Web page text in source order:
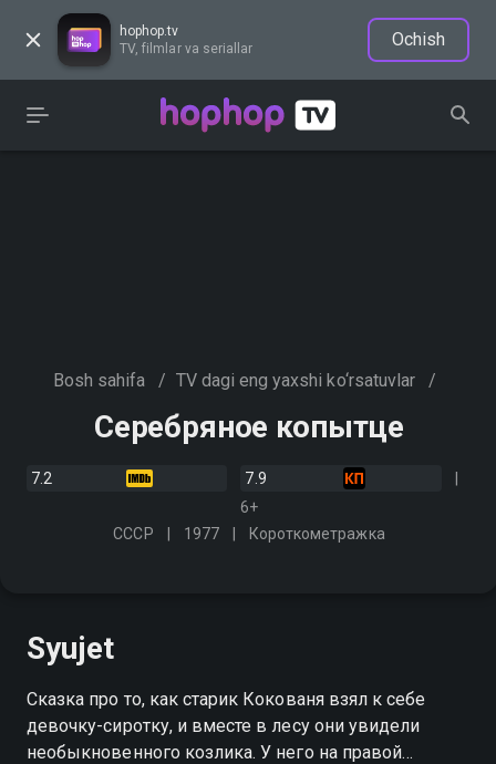
hophop.tv
TV, filmlar va seriallar
Ochish
Bosh sahifa / TV dagi eng yaxshi ko‘rsatuvlar /
Серебряное копытце
7.2
7.9
6+
СССР
1977 Короткометражка
Syujet
Сказка про то, как старик Кокованя взял к себе
девочку-сиротку, и вместе в лесу они увидели
необыкновенного козлика. У него на правой